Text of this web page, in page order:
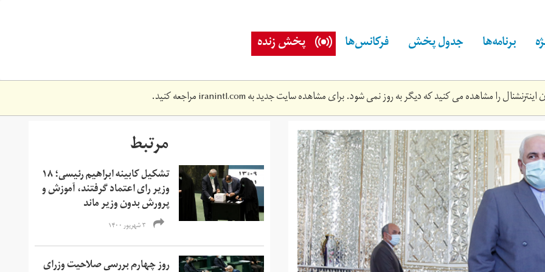
برنامه‌ها جدول پخش فرکانس‌ها پخش زنده
را مشاهده می کنید که دیگر به روز نمی شود. برای مشاهده سایت جدید بهiranintl.comمراجعه کنید.
مرتبط
تشکیل کابینه ابراهیم رئیسی؛ ۱۸
وزیر رای اعتماد گرفتند، آموزش و
پرورش بدون وزیر ماند
۳ شهریور ۱۴۰۰
روز چهارم بررسی صلاحیت وزرای